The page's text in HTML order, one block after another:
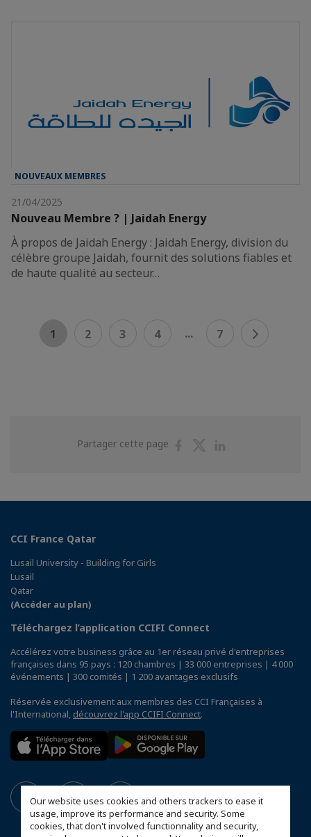
Our website uses cookies and others trackers to ease it
usage, improve its performance and security. Some
cookies, that don't involved functionnality and security,
NOUVEAUX MEMBRES
21/04/2025
Nouveau Membre ? | Jaidah Energy
À propos de Jaidah Energy : Jaidah Energy, division du
célèbre groupe Jaidah, fournit des solutions fiables et
de haute qualité au secteur…
1 2 3 4 ... 7
Partager cette page
PartagerPartager
CCI France Qatar
Lusail University - Building for Girls
Lusail
Qatar
(Accéder au plan)
Téléchargez l’application CCIFI Connect
Accélérez votre business grâce au 1er réseau privé d'entreprises
françaises dans 95 pays : 120 chambres | 33 000 entreprises | 4 000
événements | 300 comités | 1 200 avantages exclusifs
Réservée exclusivement aux membres des CCI Françaises à
l'International, découvrez l'app CCIFI Connect.